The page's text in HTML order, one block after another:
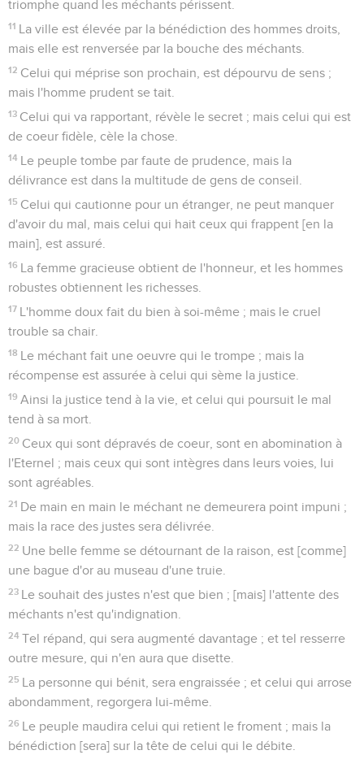
triomphe quand les méchants périssent.
11 La ville est élevée par la bénédiction des hommes droits,
mais elle est renversée par la bouche des méchants.
12 Celui qui méprise son prochain, est dépourvu de sens ;
mais l'homme prudent se tait.
13 Celui qui va rapportant, révèle le secret ; mais celui qui est
de coeur fidèle, cèle la chose.
14 Le peuple tombe par faute de prudence, mais la
délivrance est dans la multitude de gens de conseil.
15 Celui qui cautionne pour un étranger, ne peut manquer
d'avoir du mal, mais celui qui hait ceux qui frappent [en la
main], est assuré.
16 La femme gracieuse obtient de l'honneur, et les hommes
robustes obtiennent les richesses.
17 L'homme doux fait du bien à soi-même ; mais le cruel
trouble sa chair.
18 Le méchant fait une oeuvre qui le trompe ; mais la
récompense est assurée à celui qui sème la justice.
19 Ainsi la justice tend à la vie, et celui qui poursuit le mal
tend à sa mort.
20 Ceux qui sont dépravés de coeur, sont en abomination à
l'Eternel ; mais ceux qui sont intègres dans leurs voies, lui
sont agréables.
21 De main en main le méchant ne demeurera point impuni ;
mais la race des justes sera délivrée.
22 Une belle femme se détournant de la raison, est [comme]
une bague d'or au museau d'une truie.
23 Le souhait des justes n'est que bien ; [mais] l'attente des
méchants n'est qu'indignation.
24 Tel répand, qui sera augmenté davantage ; et tel resserre
outre mesure, qui n'en aura que disette.
25 La personne qui bénit, sera engraissée ; et celui qui arrose
abondamment, regorgera lui-même.
26 Le peuple maudira celui qui retient le froment ; mais la
bénédiction [sera] sur la tête de celui qui le débite.